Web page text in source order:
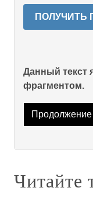
ПОЛУЧИТЬ
Данный текст
фрагментом.
Продолжение
Читайте